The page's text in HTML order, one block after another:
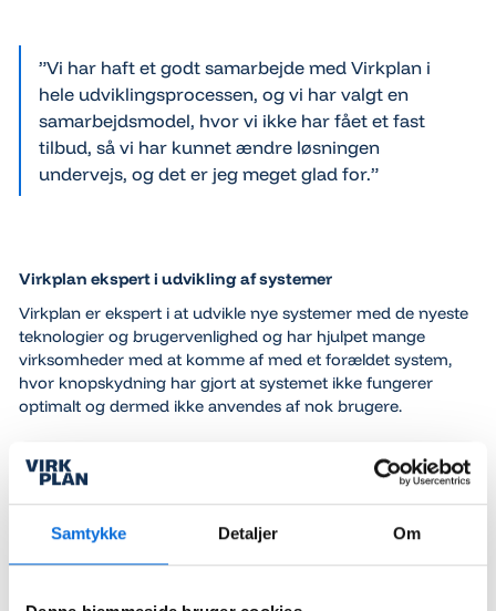
Samtykke Detaljer Om
”Vi har haft et godt samarbejde med Virkplan i
hele udviklingsprocessen, og vi har valgt en
samarbejdsmodel, hvor vi ikke har fået et fast
tilbud, så vi har kunnet ændre løsningen
undervejs, og det er jeg meget glad for.”
Virkplan ekspert i udvikling af systemer
Virkplan er ekspert i at udvikle nye systemer med de nyeste
teknologier og brugervenlighed og har hjulpet mange
virksomheder med at komme af med et forældet system,
hvor knopskydning har gjort at systemet ikke fungerer
optimalt og dermed ikke anvendes af nok brugere.
Simherd hjælper rådgivere og dyrlæger med at
optimere landmændenes malkekvægbesætninger